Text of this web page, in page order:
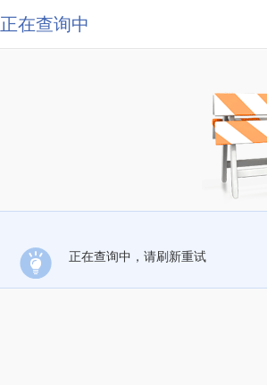
正在查询中
正在查询中，请刷新重试